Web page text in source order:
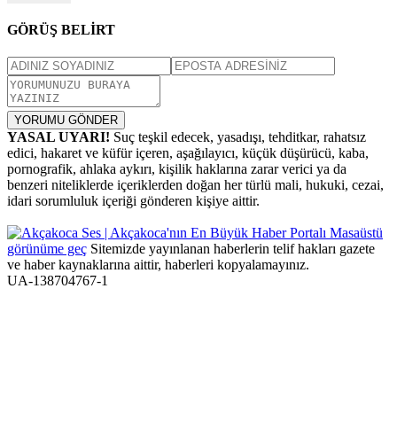
GÖRÜŞ BELİRT
YORUMU GÖNDER
YASAL UYARI! Suç teşkil edecek, yasadışı, tehditkar, rahatsız
edici, hakaret ve küfür içeren, aşağılayıcı, küçük düşürücü, kaba,
pornografik, ahlaka aykırı, kişilik haklarına zarar verici ya da
benzeri niteliklerde içeriklerden doğan her türlü mali, hukuki, cezai,
idari sorumluluk içeriği gönderen kişiye aittir.
Masaüstü
görünüme geç Sitemizde yayınlanan haberlerin telif hakları gazete
ve haber kaynaklarına aittir, haberleri kopyalamayınız.
UA-138704767-1